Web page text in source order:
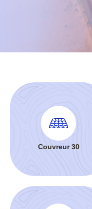
Couvreur 30